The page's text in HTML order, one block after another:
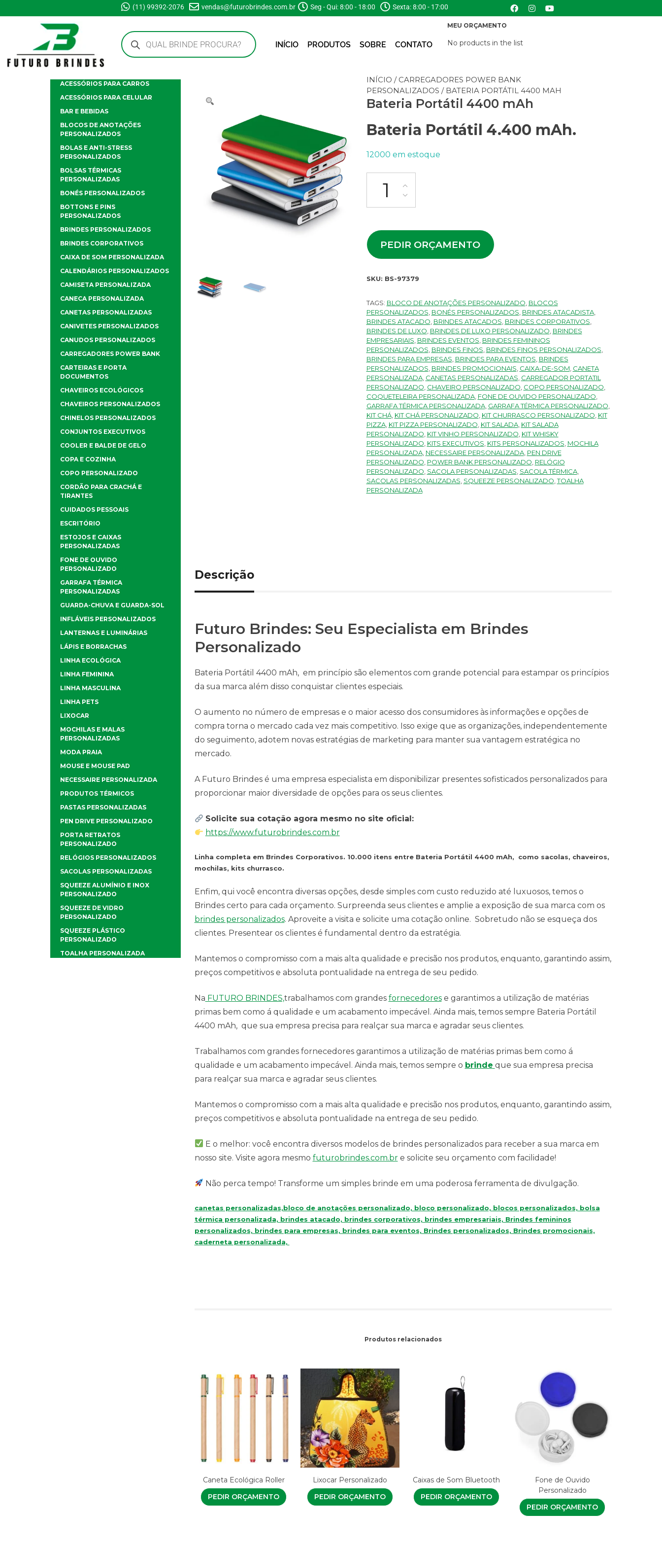
(11) 99392-2076 vendas@futurobrindes.com.br Seg - Qui: 8:00 - 18:00 Sexta: 8:00 - 17:00
INÍCIO PRODUTOS SOBRE CONTATO
MEU ORÇAMENTO
No products in the list
INÍCIO / CARREGADORES POWER BANK
PERSONALIZADOS / BATERIA PORTÁTIL 4400 MAH
Bateria Portátil 4400 mAh
Bateria Portátil 4.400 mAh.
12000 em estoque
PEDIR ORÇAMENTO
SKU: BS-97379
TAGS: BLOCO DE ANOTAÇÕES PERSONALIZADO BLOCOS
PERSONALIZADOS BONÉS PERSONALIZADOS BRINDES ATACADISTA,
BRINDES ATACADO BRINDES ATACADOS BRINDES CORPORATIVOS
BRINDES DE LUXO BRINDES DE LUXO PERSONALIZADO BRINDES
EMPRESARIAIS BRINDES EVENTOS BRINDES FEMININOS
PERSONALIZADOS BRINDES FINOS BRINDES FINOS PERSONALIZADOS
BRINDES PARA EMPRESAS BRINDES PARA EVENTOS BRINDES
PERSONALIZADOS BRINDES PROMOCIONAIS CAIXA-DE-SOM CANETA
PERSONALIZADA, CANETAS PERSONALIZADAS CARREGADOR PORTATIL
PERSONALIZADO CHAVEIRO PERSONALIZADO COPO PERSONALIZADO
COQUETELEIRA PERSONALIZADA, FONE DE OUVIDO PERSONALIZADO
GARRAFA TÉRMICA PERSONALIZADA, GARRAFA TÉRMICA PERSONALIZADO
KIT CHÁ, KIT CHÁ PERSONALIZADO KIT CHURRASCO PERSONALIZADO KIT
PIZZA, KIT PIZZA PERSONALIZADO KIT SALADA, KIT SALADA
PERSONALIZADO KIT VINHO PERSONALIZADO KIT WHISKY
PERSONALIZADO KITS EXECUTIVOS KITS PERSONALIZADOS MOCHILA
PERSONALIZADA, NECESSAIRE PERSONALIZADA, PEN DRIVE
PERSONALIZADO POWER BANK PERSONALIZADO RELÓGIO
PERSONALIZADO SACOLA PERSONALIZADAS SACOLA TÉRMICA,
SACOLAS PERSONALIZADAS SQUEEZE PERSONALIZADO ,TOALHA
PERSONALIZADA
Descrição
Futuro Brindes: Seu Especialista em Brindes
Personalizado
Bateria Portátil 4400 mAh, em princípio são elementos com grande potencial para estampar os princípios
da sua marca além disso conquistar clientes especiais.
O aumento no número de empresas e o maior acesso dos consumidores às informações e opções de
compra torna o mercado cada vez mais competitivo. Isso exige que as organizações, independentemente
do seguimento, adotem novas estratégias de marketing para manter sua vantagem estratégica no
mercado.
A Futuro Brindes é uma empresa especialista em disponibilizar presentes sofisticados personalizados para
proporcionar maior diversidade de opções para os seus clientes.
Solicite sua cotação agora mesmo no site oficial:
https://www.futurobrindes.com.br
Linha completa em Brindes Corporativos. 10.000 itens entre Bateria Portátil 4400 mAh, como sacolas, chaveiros,
mochilas, kits churrasco.
Enfim, qui você encontra diversas opções, desde simples com custo reduzido até luxuosos, temos o
Brindes certo para cada orçamento. Surpreenda seus clientes e amplie a exposição de sua marca com os
brindes personalizados. Aproveite a visita e solicite uma cotação online. Sobretudo não se esqueça dos
clientes. Presentear os clientes é fundamental dentro da estratégia.
Mantemos o compromisso com a mais alta qualidade e precisão nos produtos, enquanto, garantindo assim,
preços competitivos e absoluta pontualidade na entrega de seu pedido.
Na FUTURO BRINDES,trabalhamos com grandes fornecedorese garantimos a utilização de matérias
primas bem como á qualidade e um acabamento impecável. Ainda mais, temos sempre Bateria Portátil
4400 mAh, que sua empresa precisa para realçar sua marca e agradar seus clientes.
Trabalhamos com grandes fornecedores garantimos a utilização de matérias primas bem como á
qualidade e um acabamento impecável. Ainda mais, temos sempre o brinde que sua empresa precisa
para realçar sua marca e agradar seus clientes.
Mantemos o compromisso com a mais alta qualidade e precisão nos produtos, enquanto, garantindo assim,
preços competitivos e absoluta pontualidade na entrega de seu pedido.
E o melhor: você encontra diversos modelos de brindes personalizados para receber a sua marca em
nosso site. Visite agora mesmo futurobrindes.com.bre solicite seu orçamento com facilidade!
Não perca tempo! Transforme um simples brinde em uma poderosa ferramenta de divulgação.
canetas personalizadas,bloco de anotações personalizado, bloco personalizado, blocos personalizados, bolsa
térmica personalizada, brindes atacado, brindes corporativos, brindes empresariais, Brindes femininos
personalizados, brindes para empresas, brindes para eventos, Brindes personalizados, Brindes promocionais,
caderneta personalizada,
Produtos relacionados
Caneta Ecológica Roller
PEDIR ORÇAMENTO
Lixocar Personalizado
PEDIR ORÇAMENTO
Caixas de Som Bluetooth
PEDIR ORÇAMENTO
Fone de Ouvido
Personalizado
PEDIR ORÇAMENTO
ACESSÓRIOS PARA CARROS
ACESSÓRIOS PARA CELULAR
BAR E BEBIDAS
BLOCOS DE ANOTAÇÕES
PERSONALIZADOS
BOLAS E ANTI-STRESS
PERSONALIZADOS
BOLSAS TÉRMICAS
PERSONALIZADAS
BONÉS PERSONALIZADOS
BOTTONS E PINS
PERSONALIZADOS
BRINDES PERSONALIZADOS
BRINDES CORPORATIVOS
CAIXA DE SOM PERSONALIZADA
CALENDÁRIOS PERSONALIZADOS
CAMISETA PERSONALIZADA
CANECA PERSONALIZADA
CANETAS PERSONALIZADAS
CANIVETES PERSONALIZADOS
CANUDOS PERSONALIZADOS
CARREGADORES POWER BANK
CARTEIRAS E PORTA
DOCUMENTOS
CHAVEIROS ECOLÓGICOS
CHAVEIROS PERSONALIZADOS
CHINELOS PERSONALIZADOS
CONJUNTOS EXECUTIVOS
COOLER E BALDE DE GELO
COPA E COZINHA
COPO PERSONALIZADO
CORDÃO PARA CRACHÁ E
TIRANTES
CUIDADOS PESSOAIS
ESCRITÓRIO
ESTOJOS E CAIXAS
PERSONALIZADAS
FONE DE OUVIDO
PERSONALIZADO
GARRAFA TÉRMICA
PERSONALIZADAS
GUARDA-CHUVA E GUARDA-SOL
INFLÁVEIS PERSONALIZADOS
LANTERNAS E LUMINÁRIAS
LÁPIS E BORRACHAS
LINHA ECOLÓGICA
LINHA FEMININA
LINHA MASCULINA
LINHA PETS
LIXOCAR
MOCHILAS E MALAS
PERSONALIZADAS
MODA PRAIA
MOUSE E MOUSE PAD
NECESSAIRE PERSONALIZADA
PRODUTOS TÉRMICOS
PASTAS PERSONALIZADAS
PEN DRIVE PERSONALIZADO
PORTA RETRATOS
PERSONALIZADO
RELÓGIOS PERSONALIZADOS
SACOLAS PERSONALIZADAS
SQUEEZE ALUMÍNIO E INOX
PERSONALIZADO
SQUEEZE DE VIDRO
PERSONALIZADO
SQUEEZE PLÁSTICO
PERSONALIZADO
TOALHA PERSONALIZADA